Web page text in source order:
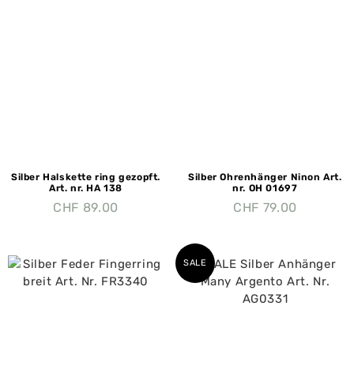
Silber Halskette ring gezopft.
Art. nr. HA 138
CHF 89.00
Silber Ohrenhänger Ninon Art.
nr. OH 01697
CHF 79.00
SALE